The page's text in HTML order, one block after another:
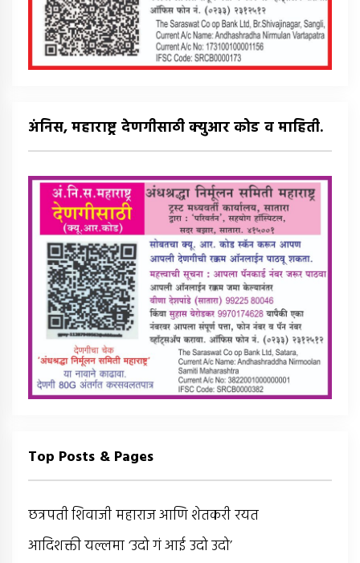
अंनिस, महाराष्ट्र देणगीसाठी क्युआर कोड व माहिती.
Top Posts & Pages
छत्रपती शिवाजी महाराज आणि शेतकरी रयत
आदिशक्ती यल्लमा ‘उदो गं आई उदो उदो’